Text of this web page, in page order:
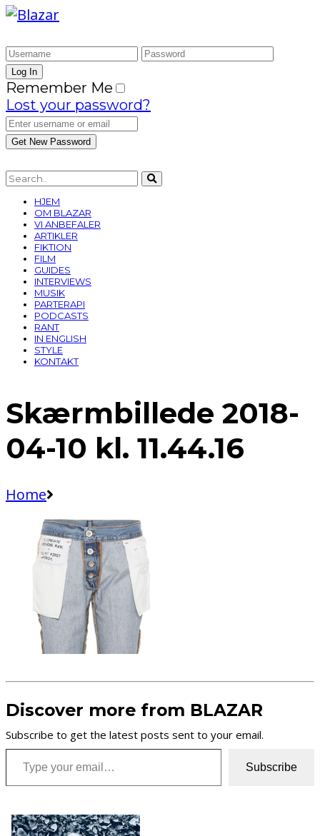
Remember Me
Lost your password?
HJEM
OM BLAZAR
VI ANBEFALER
ARTIKLER
FIKTION
FILM
GUIDES
INTERVIEWS
MUSIK
PARTERAPI
PODCASTS
RANT
IN ENGLISH
STYLE
KONTAKT
Skærmbillede 2018-
04-10 kl. 11.44.16
Home
Discover more from BLAZAR
Subscribe to get the latest posts sent to your email.
Type your email…
Subscribe